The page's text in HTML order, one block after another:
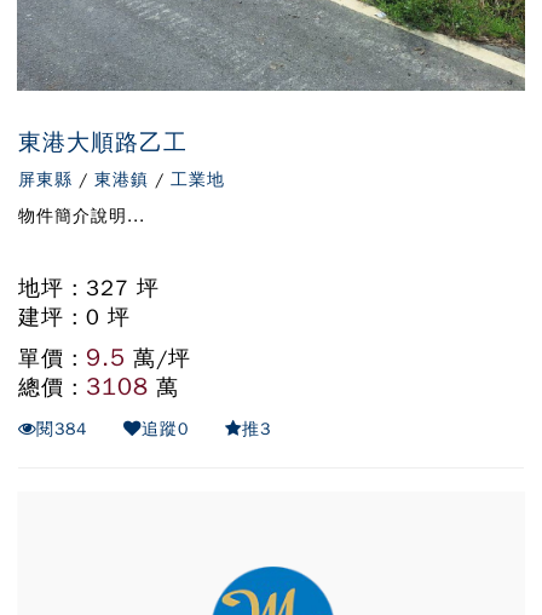
東港大順路乙工
屏東縣 / 東港鎮 / 工業地
物件簡介說明...
地坪 : 327 坪
建坪 : 0 坪
單價 : 9.5 萬/坪
總價 : 3108 萬
閱384 追蹤0 推3